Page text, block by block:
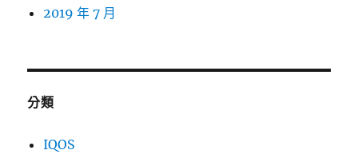
2019 年 7 月
分類
IQOS